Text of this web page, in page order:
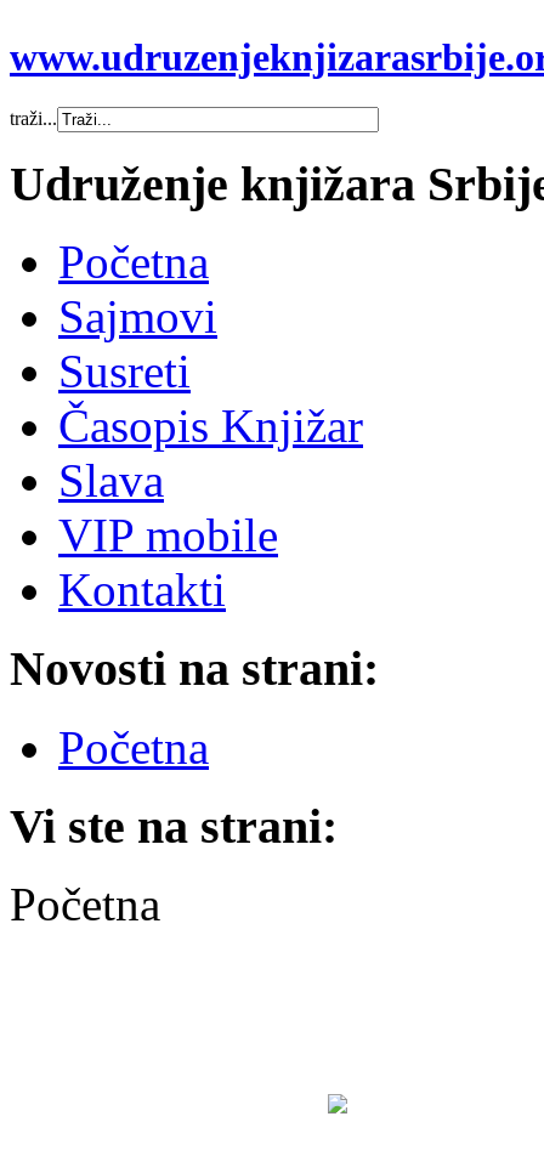
traži...
Udruženje knjižara
Početna
Sajmovi
Susreti
Časopis Knjižar
Slava
VIP mobile
Kontakti
Novosti na strani:
Početna
Vi ste na strani:
Početna